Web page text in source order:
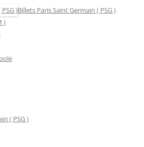
Billets Paris Saint Germain ( PSG )
)
( PSG )